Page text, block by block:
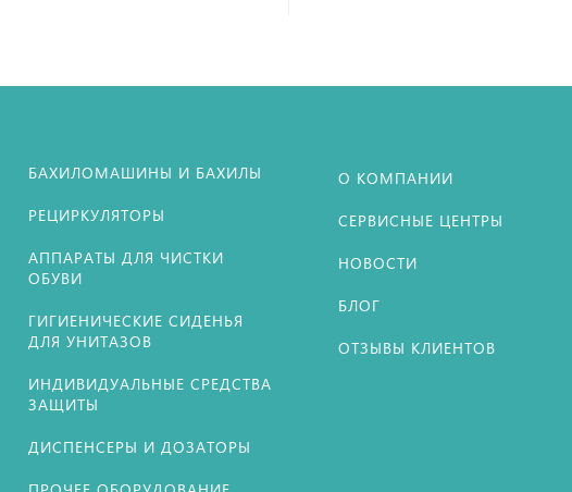
БАХИЛОМАШИНЫ И БАХИЛЫ
РЕЦИРКУЛЯТОРЫ
АППАРАТЫ ДЛЯ ЧИСТКИ
ОБУВИ
ГИГИЕНИЧЕСКИЕ СИДЕНЬЯ
ДЛЯ УНИТАЗОВ
ИНДИВИДУАЛЬНЫЕ СРЕДСТВА
ЗАЩИТЫ
ДИСПЕНСЕРЫ И ДОЗАТОРЫ
О КОМПАНИИ
СЕРВИСНЫЕ ЦЕНТРЫ
НОВОСТИ
БЛОГ
ОТЗЫВЫ КЛИЕНТОВ